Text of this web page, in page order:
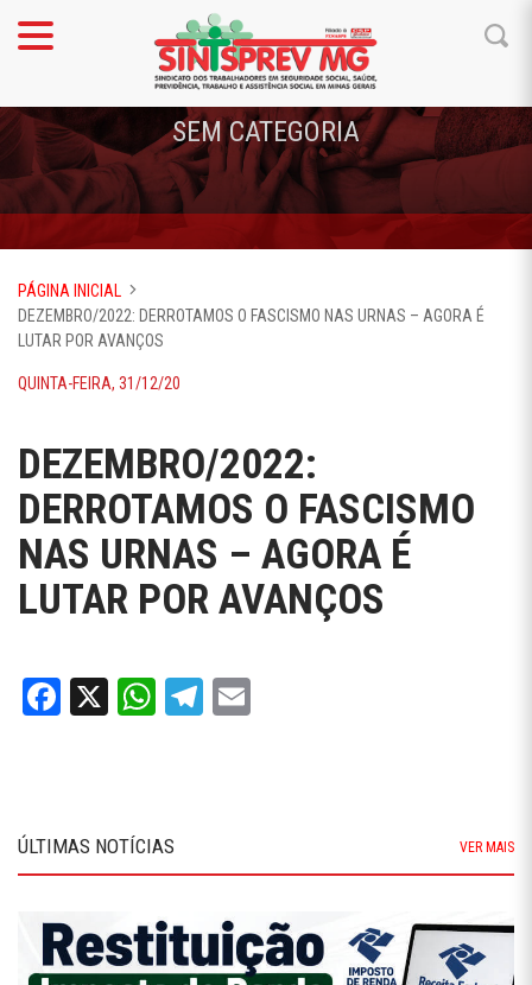
SEM CATEGORIA
PÁGINA INICIAL
DEZEMBRO/2022: DERROTAMOS O FASCISMO NAS URNAS – AGORA É
LUTAR POR AVANÇOS
QUINTA-FEIRA, 31/12/20
DEZEMBRO/2022:
DERROTAMOS O FASCISMO
NAS URNAS – AGORA É
LUTAR POR AVANÇOS
Facebook
X WhatsApp
Telegram
ÚLTIMAS NOTÍCIAS VER MAIS